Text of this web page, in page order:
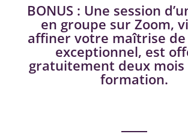
BONUS : Une session
en groupe sur Zoom,
affiner votre maîtrise
exceptionnel, est
gratuitement deux mois
formation.